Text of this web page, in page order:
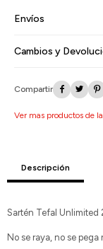
Envíos
Cambios y
  
Ver mas productos de
Descripción
Sartén Tefal Unlimited
No se raya, no se